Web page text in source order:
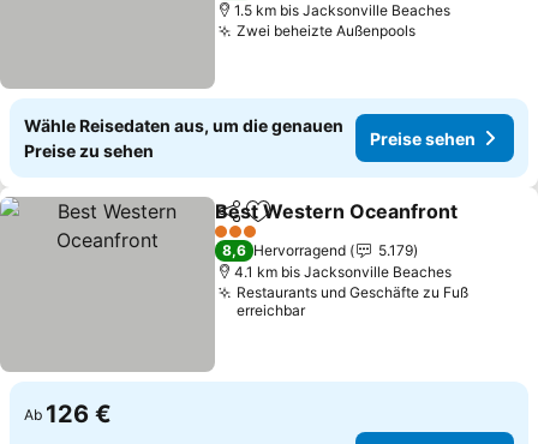
1.5 km bis Jacksonville Beaches
Zwei beheizte Außenpools
Wähle Reisedaten aus, um die genauen
Preise zu sehen
Preise sehen
TeilenZu Favoriten hinzufügen
Best Western Oceanfront
3 Sterne
8,6 Hervorragend
5.179
4.1 km bis Jacksonville Beaches
Restaurants und Geschäfte zu Fuß
erreichbar
Ab 126 €